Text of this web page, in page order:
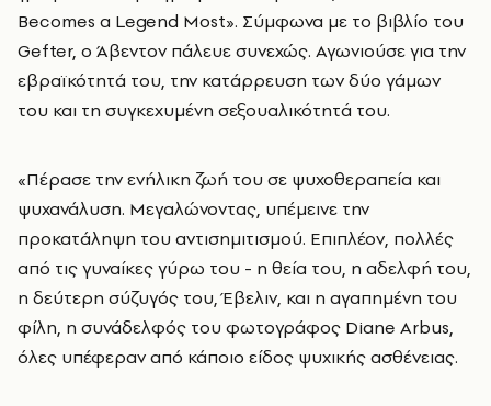
Becomes a Legend Most». Σύμφωνα με το βιβλίο του
Gefter, ο Άβεντον πάλευε συνεχώς. Αγωνιούσε για την
εβραϊκότητά του, την κατάρρευση των δύο γάμων
του και τη συγκεχυμένη σεξουαλικότητά του.
«Πέρασε την ενήλικη ζωή του σε ψυχοθεραπεία και
ψυχανάλυση. Μεγαλώνοντας, υπέμεινε την
προκατάληψη του αντισημιτισμού. Επιπλέον, πολλές
από τις γυναίκες γύρω του - η θεία του, η αδελφή του,
η δεύτερη σύζυγός του, Έβελιν, και η αγαπημένη του
φίλη, η συνάδελφός του φωτογράφος Diane Arbus,
όλες υπέφεραν από κάποιο είδος ψυχικής ασθένειας.